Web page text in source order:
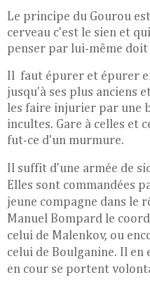
Le principe du Gourou
cerveau c'est le sien et
penser par lui-même
Il faut épurer et épurer
jusqu'à ses plus anciens
les faire injurier par une
incultes. Gare à celles et
fut-ce d'un murmure.
Il suffit d'une armée de
Elles sont commandées
jeune compagne dans le
Manuel Bompard le
celui de Malenkov, ou
celui de Boulganine. Il
en cour se portent